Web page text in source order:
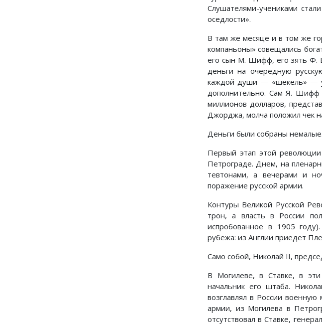
Слушателями-учениками
оседлости».
В там же месяце и в том же
компаньоны» совещались
его сын М. Шифф, его зять Ф.
деньги на очередную
каждой души — «шекель» —
дополнительно. Сам Я. Шифф
миллионов долларов,
Джорджа, молча положил чек
Деньги были собраны
Первый этап этой
Петрограде. Днем, на
тевтонами, а вечерами и
поражение русской армии.
Контуры Великой Русской
трон, а власть в России
испробованное в 1905
рубежа: из Англии приедет
Само собой, Николай II,
В Могилеве, в Ставке, в
начальник его штаба.
возглавлял в России
армии, из Могилева в
отсутствовал в Ставке,